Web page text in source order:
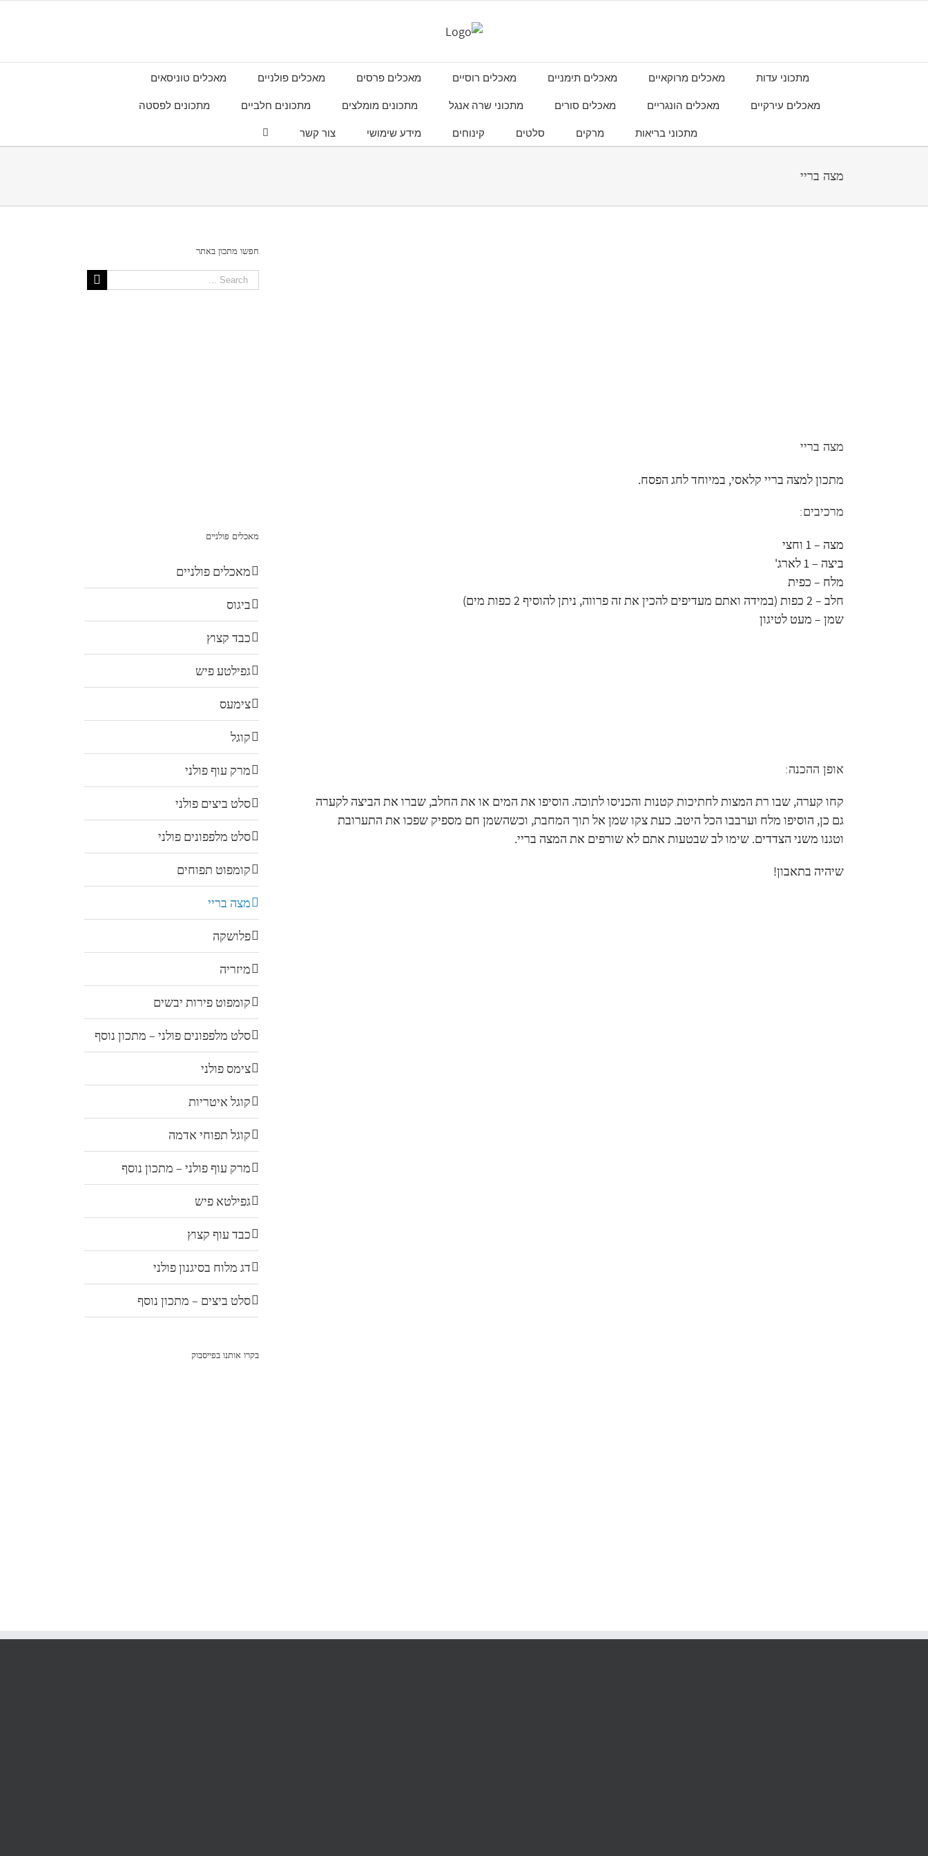
מתכוני עדות מאכלים מרוקאיים מאכלים תימניים מאכלים רוסיים מאכלים פרסים מאכלים פולניים מאכלים טוניסאים
מאכלים עירקיים מאכלים הונגריים מאכלים סורים מתכוני שרה אנגל מתכונים מומלצים מתכונים חלביים מתכונים לפסטה
מתכוני בריאות מרקים סלטים קינוחים מידע שימושי צור קשר
מצה בריי
מצה בריי
מתכון למצה בריי קלאסי, במיוחד לחג הפסח.
מרכיבים:
מצה – 1 וחצי
ביצה – 1 לארג'
מלח – כפית
חלב – 2 כפות (במידה ואתם מעדיפים להכין את זה פרווה, ניתן להוסיף 2 כפות מים)
שמן – מעט לטיגון
אופן ההכנה:
קחו קערה, שבו רת המצות לחתיכות קטנות והכניסו לתוכה. הוסיפו את המים או את החלב, שברו את הביצה לקערה
גם כן, הוסיפו מלח וערבבו הכל היטב. כעת צקו שמן אל תוך המחבת, וכשהשמן חם מספיק שפכו את התערובת
וטגנו משני הצדדים. שימו לב שבטעות אתם לא שורפים את המצה בריי.
שיהיה בתאבון!
חפשו מתכון באתר
מאכלים פולניים
מאכלים פולניים
ביגוס
כבד קצוץ
גפילטע פיש
צימעס
קוגל
מרק עוף פולני
סלט ביצים פולני
סלט מלפפונים פולני
קומפוט תפוחים
מצה בריי
פלושקה
מיזריה
קומפוט פירות יבשים
סלט מלפפונים פולני – מתכון נוסף
צימס פולני
קוגל איטריות
קוגל תפוחי אדמה
מרק עוף פולני – מתכון נוסף
גפילטא פיש
כבד עוף קצוץ
דג מלוח בסיגנון פולני
סלט ביצים – מתכון נוסף
בקרו אותנו בפייסבוק